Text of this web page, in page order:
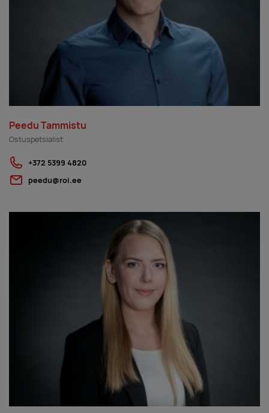
Peedu Tammistu
Ostuspetsialist
+372 5399 4820
peedu@roi.ee